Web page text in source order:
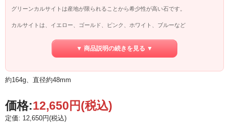
グリーンカルサイトは産地が限られることから希少性が高い石です。
カルサイトは、イエロー、ゴールド、ピンク、ホワイト、ブルーなど
グリーンカルサイトは、その色からも主にハートチャクラに対応し
悲しみを癒し、安心感と落ち着きをもたらすサポートになるでしょう。
自然とグリーンカルサイトのエナジーと共鳴することでしょう。
ハートチャクラに持って行くのもおすすめです。
カルサイトは炭酸カルシウムを主成分とするため水に弱いです。
▼ 商品説明の続きを見る ▼
約164g、直径約48mm
価格:12,650円(税込)
定価: 12,650円(税込)